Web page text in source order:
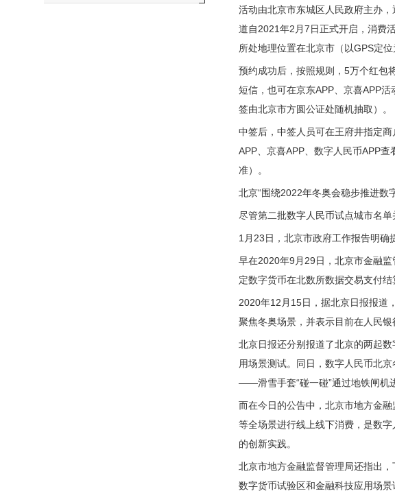
活动由北京市东城区人民政府主办
道自2021年2月7日正式开启，消费
所处地理位置在北京市（以GPS定
预约成功后，按照规则，5万个红包
短信，也可在京东APP、京喜APP
签由北京市方圆公证处随机抽取）。
中签后，中签人员可在王府井指定
APP、京喜APP、数字人民币APP
准）。
北京“围绕2022年冬奥会稳步推进数
尽管第二批数字人民币试点城市名
1月23日，北京市政府工作报告明确
早在2020年9月29日，北京市金融
定数字货币在北数所数据交易支付
2020年12月15日，据北京日报报道
聚焦冬奥场景，并表示目前在人民
北京日报还分别报道了北京的两起
用场景测试。同日，数字人民币北
——滑雪手套“碰一碰”通过地铁闸机
而在今日的公告中，北京市地方金
等全场景进行线上线下消费，是数
的创新实践。
北京市地方金融监督管理局还指出
数字货币试验区和金融科技应用场